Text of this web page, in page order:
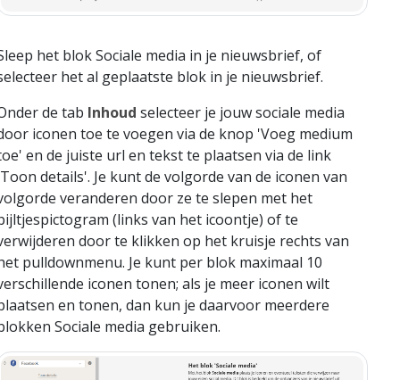
het blok Sociale media in je nieuwsbrief, of
het al geplaatste blok in je nieuwsbrief.
de tab Inhoud selecteer je jouw sociale media
iconen toe te voegen via de knop 'Voeg medium
en de juiste url en tekst te plaatsen via de link
details'. Je kunt de volgorde van de iconen van
veranderen door ze te slepen met het
(links van het icoontje) of te
door te klikken op het kruisje rechts van
pulldownmenu. Je kunt per blok maximaal 10
iconen tonen; als je meer iconen wilt
en tonen, dan kun je daarvoor meerdere
Sociale media gebruiken.